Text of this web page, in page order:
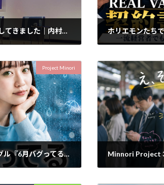
健康経営セミナーに参加してきました｜内村航平さんと荻原健司市長の対談から感じたこと
2026年7月14日
Project Minori
Project Minori 4thシングル『6月バグってる』をリリースしました
2026年5月15日